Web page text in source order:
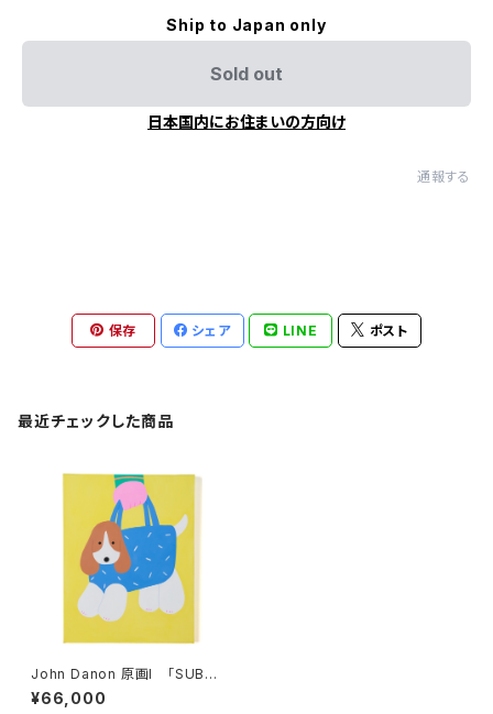
Ship to Japan only
Sold out
日本国内にお住まいの方向け
通報する
保存 シェア LINE ポスト
最近チェックした商品
John Danon 原画I 「SUBWA
YDOG」
¥66,000